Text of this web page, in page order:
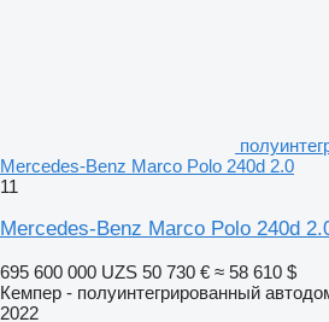
Mercedes-Benz Marco Polo 240d 2.0
11
Mercedes-Benz Marco Polo 240d
695 600 000 UZS 50 730 € ≈ 58 610 $
Кемпер - полуинтегрированный
2022